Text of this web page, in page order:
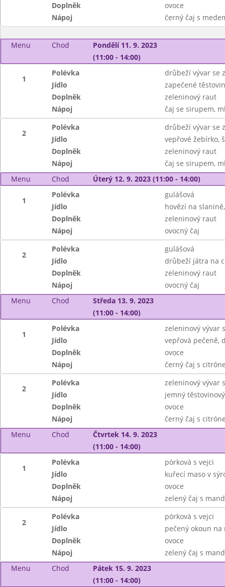
Doplněk
ovoce
Nápoj
černý čaj s
Menu Chod
Pondělí 11. 9. 2023
(11:00 - 14:00)
1
Polévka
drůbeží vývar se
Jídlo
zapečené
Doplněk
zeleninový raut
Nápoj
čaj se sirupem,
2
Polévka
drůbeží vývar se
Jídlo
vepřové žebírko,
Doplněk
zeleninový raut
Nápoj
čaj se sirupem,
Menu
Chod Úterý 12. 9. 2023 (11:00 - 14:00)
1
Polévka
gulášová
Jídlo
hovězí na
Doplněk
zeleninový raut
Nápoj
ovocný čaj
2
Polévka
gulášová
Jídlo
drůbeží játra na
Doplněk
zeleninový raut
Nápoj
ovocný čaj
Menu
Chod
Středa 13. 9. 2023
(11:00 - 14:00)
1
Polévka
zeleninový vývar
Jídlo
vepřová pečeně,
Doplněk
ovoce
Nápoj
černý čaj s
2
Polévka
zeleninový vývar
Jídlo
jemný
Doplněk
ovoce
Nápoj
černý čaj s
Menu
Chod
Čtvrtek 14. 9. 2023
(11:00 - 14:00)
1
Polévka
pórková s vejci
Jídlo
kuřecí maso v
Doplněk
ovoce
Nápoj
zelený čaj s
2
Polévka
pórková s vejci
Jídlo
pečený okoun
Doplněk
ovoce
Nápoj
zelený čaj s
Menu
Chod
Pátek 15. 9. 2023
(11:00 - 14:00)